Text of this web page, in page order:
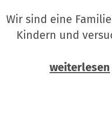
Wir sind eine
Kindern und
weiterlesen